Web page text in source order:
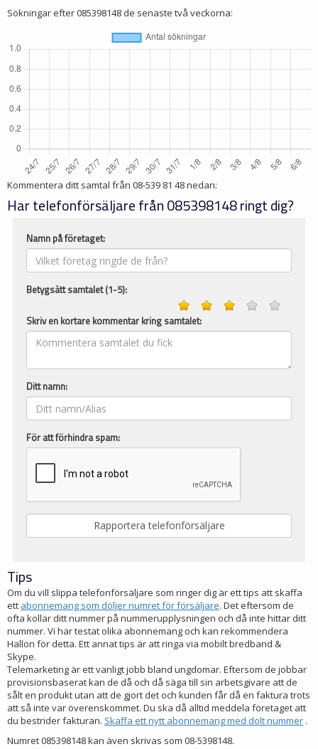
Sökningar efter 085398148 de senaste två veckorna:
Kommentera ditt samtal från 08-539 81 48nedan:
Har telefonförsäljare från 085398148 ringt dig?
Namn på företaget:
Betygsätt samtalet (1-5):
Skriv en kortare kommentar kring samtalet:
Ditt namn:
För att förhindra spam:
Tips
Om du vill slippa telefonförsäljare som ringer dig är ett tips att skaffa
ett abonnemang som döljer numret för försäljare. Det eftersom de
ofta kollar ditt nummer på nummerupplysningen och då inte hittar ditt
nummer. Vi har testat olika abonnemang och kan rekommendera
Hallon för detta. Ett annat tips är att ringa via mobilt bredband &
Skype.
Telemarketing är ett vanligt jobb bland ungdomar. Eftersom de jobbar
provisionsbaserat kan de då och då säga till sin arbetsgivare att de
sålt en produkt utan att de gjort det och kunden får då en faktura trots
att så inte var överenskommet. Du ska då alltid meddela företaget att
du bestrider fakturan. Skaffa ett nytt abonnemang med dolt nummer .
Numret 085398148 kan även skrivas som 08-5398148.